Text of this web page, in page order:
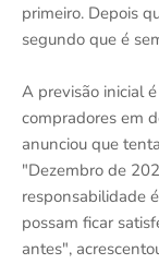
primeiro. Depois
segundo que é
A previsão inicial
compradores em
anunciou que
"Dezembro de
responsabilidade
possam ficar
antes",